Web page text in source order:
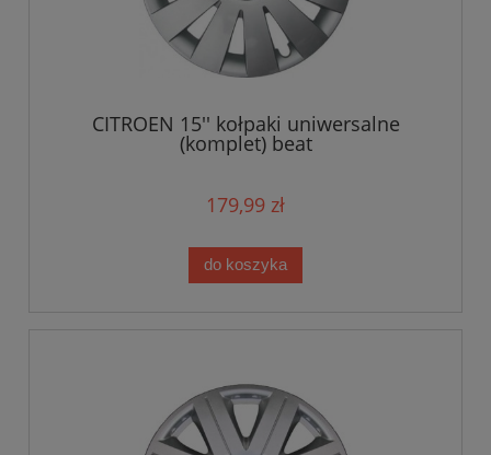
CITROEN 15'' kołpaki uniwersalne
(komplet) beat
179,99 zł
do koszyka